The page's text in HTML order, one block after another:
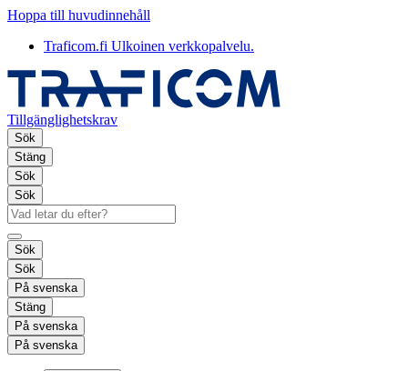
Hoppa till huvudinnehåll
Traficom.fi Ulkoinen verkkopalvelu.
Tillgänglighetskrav
Sök
Stäng
Sök
Sök
Sök
Sök
På svenska
Stäng
På svenska
På svenska